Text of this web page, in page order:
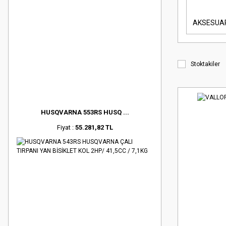
HUSQVARNA 553RS HUSQ ...
Fiyat : 55.281,82 TL
Stoktakiler